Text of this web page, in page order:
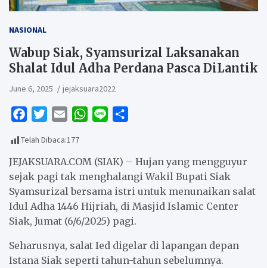
NASIONAL
Wabup Siak, Syamsurizal Laksanakan
Shalat Idul Adha Perdana Pasca DiLantik
June 6, 2025 jejaksuara2022
c
e
b
o
o
k
i
t
t
e
r
a
i
l
W
t
s
A
p
p
e
r
e
Telah Dibaca:177
JEJAKSUARA.COM (SIAK) – Hujan yang mengguyur
sejak pagi tak menghalangi Wakil Bupati Siak
Syamsurizal bersama istri untuk menunaikan salat
Idul Adha 1446 Hijriah, di Masjid Islamic Center
Siak, Jumat (6/6/2025) pagi.
Seharusnya, salat Ied digelar di lapangan depan
Istana Siak seperti tahun-tahun sebelumnya.